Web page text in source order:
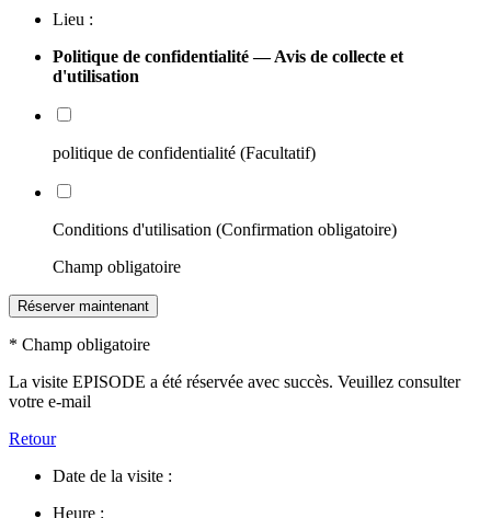
Lieu :
Politique de confidentialité — Avis de collecte et
d'utilisation
politique de confidentialité (Facultatif)
Conditions d'utilisation (Confirmation obligatoire)
Champ obligatoire
Réserver maintenant
* Champ obligatoire
La visite EPISODE a été réservée avec succès. Veuillez consulter
votre e-mail
Retour
Date de la visite :
Heure :